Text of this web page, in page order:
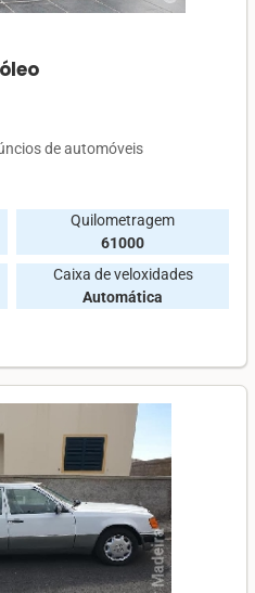
de automóveis
Quilometragem
61000
Caixa de veloxidades
Automática